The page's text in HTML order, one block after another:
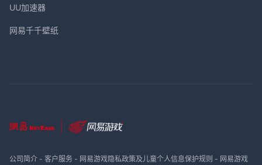
UU加速器
网易千千壁纸
公司简介- 客户服务- 网易游戏隐私政策及儿童个人信息保护规则 - 网易游戏